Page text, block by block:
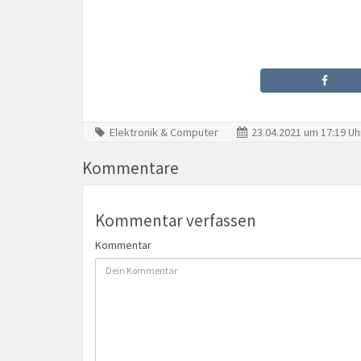
Elektronik & Computer 23.04.2021 um 17:19
Kommentare
Kommentar verfassen
Kommentar